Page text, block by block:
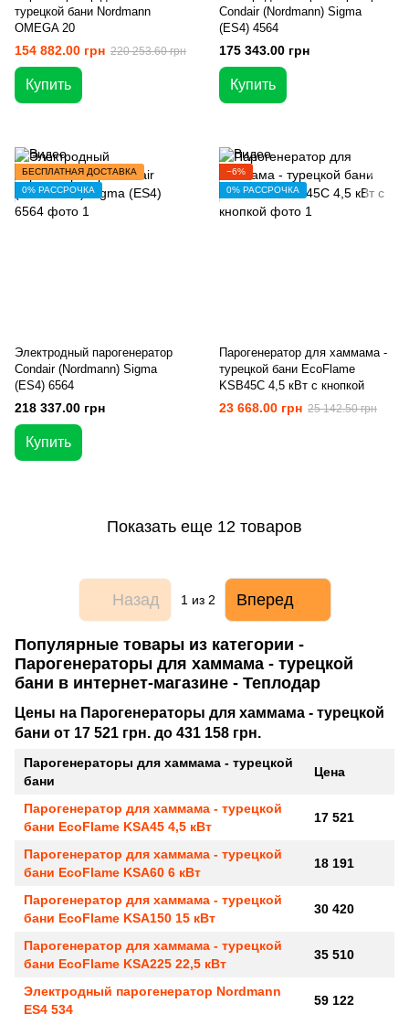
турецкой бани Nordmann
OMEGA 20
154 882.00 грн 220 253.60 грн
Купить
Condair (Nordmann) Sigma
(ES4) 4564
175 343.00 грн
Купить
БЕСПЛАТНАЯ ДОСТАВКА
0% РАССРОЧКА
Электродный парогенератор
Condair (Nordmann) Sigma
(ES4) 6564
218 337.00 грн
Купить
−6%
0% РАССРОЧКА
Парогенератор для хаммама -
турецкой бани EcoFlame
KSB45C 4,5 кВт с кнопкой
23 668.00 грн 25 142.50 грн
Показать еще 12 товаров
Назад 1 из 2 Вперед
Популярные товары из категории -
Парогенераторы для хаммама - турецкой
бани в интернет-магазине - Теплодар
Цены на Парогенераторы для хаммама - турецкой
бани от 17 521 грн. до 431 158 грн.
Парогенераторы для хаммама - турецкой
бани
Цена
Парогенератор для хаммама - турецкой
бани EcoFlame KSA45 4,5 кВт
17 521
Парогенератор для хаммама - турецкой
бани EcoFlame KSA60 6 кВт
18 191
Парогенератор для хаммама - турецкой
бани EcoFlame KSA150 15 кВт
30 420
Парогенератор для хаммама - турецкой
бани EcoFlame KSA225 22,5 кВт
35 510
Электродный парогенератор Nordmann
ES4 534
59 122